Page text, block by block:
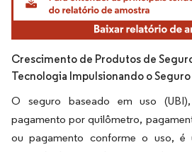
Crescimento de Produtos de
Tecnologia Impulsionando o
O seguro baseado em uso
pagamento por quilômetro,
ou pagamento conforme o uso,